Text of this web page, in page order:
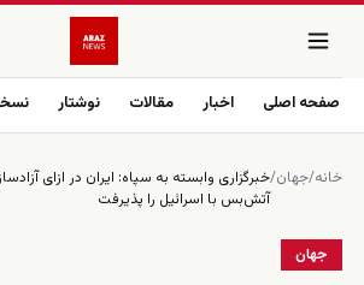
صفحه اصلی اخبار مقالات نوشتار
خانه/جهان/
آتش‌بس با اسرائیل را پذیرفت
جهان